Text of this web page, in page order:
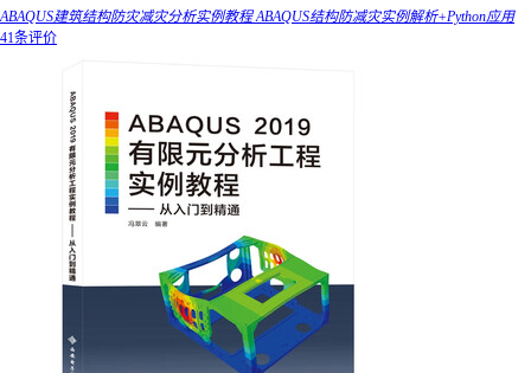
ABAQUS建筑结构防灾减灾分析实例教程 ABAQUS结构防减灾实例解析+Python应用
41条评价